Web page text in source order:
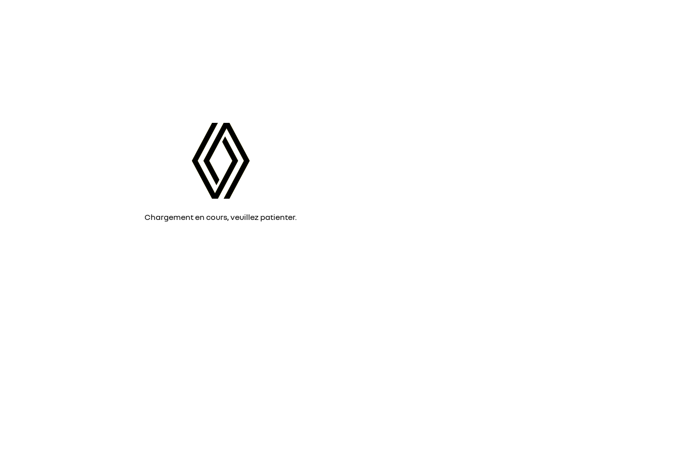
Chargement en cours, veuillez patienter.